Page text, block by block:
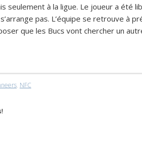
seulement à la ligue. Le joueur a été
pas. L’équipe se retrouve à
que les Bucs vont chercher un
, NFC